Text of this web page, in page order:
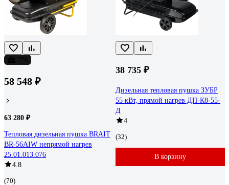
58 548 ₽
63 280 ₽
Тепловая дизельная пушка BRAIT
BR-56AIW непрямой нагрев
25.01.013.076
4.8
(70)
38 735 ₽
Дизельная тепловая пушка ЗУБР
55 кВт, прямой нагрев ДП-К8-55-
Д
4
(32)
В корзину